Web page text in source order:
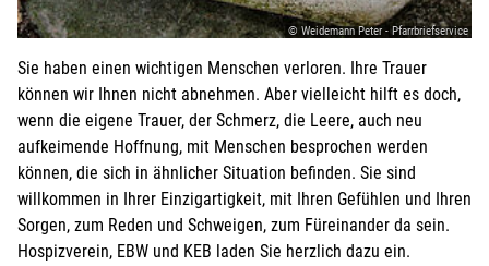
© Weidemann Peter - Pfarrbriefservice
Sie haben einen wichtigen Menschen verloren. Ihre Trauer
können wir Ihnen nicht abnehmen. Aber vielleicht hilft es doch,
wenn die eigene Trauer, der Schmerz, die Leere, auch neu
aufkeimende Hoffnung, mit Menschen besprochen werden
können, die sich in ähnlicher Situation befinden. Sie sind
willkommen in Ihrer Einzigartigkeit, mit Ihren Gefühlen und Ihren
Sorgen, zum Reden und Schweigen, zum Füreinander da sein.
Hospizverein, EBW und KEB laden Sie herzlich dazu ein.